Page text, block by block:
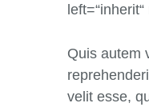
Quis autem
velit esse,